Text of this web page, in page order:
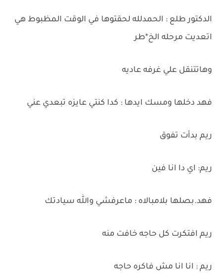
الدكتور طلع : الحمدلله لحقتوها في الوقت المظبوط هي
اتعديت مرحله الخ*طر
وهاتتنقل علي غرفه عاديه
فهد دخلها ومسك ايدها : كدا كنتي عايزه تبعدي عني
ريم بدأت تفوق
ريم: اي دا انا فين
فهد.بصلها بلامبالاه : ماعرفشي والله سيادتك
ريم افتكرت كل حاجه خافت منه
ريم : انا انا مش فاكره حاجه